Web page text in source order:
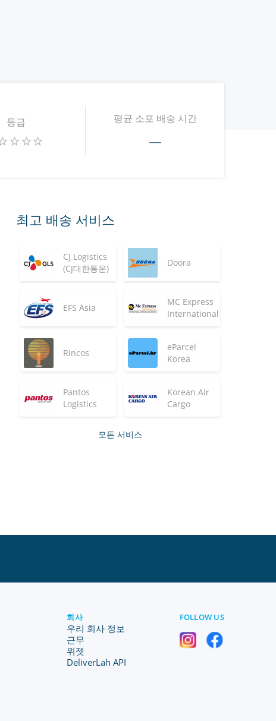
등급 평균 소포 배송 시간
—
최고 배송 서비스
CJ Logistics
(CJ대한통운)
Doora
EFS Asia
MC Express
International
Rincos
eParcel
Korea
Pantos
Logistics
Korean Air
Cargo
모든 서비스
회사
우리 회사 정보
근무
위젯
DeliverLah API
FOLLOW US